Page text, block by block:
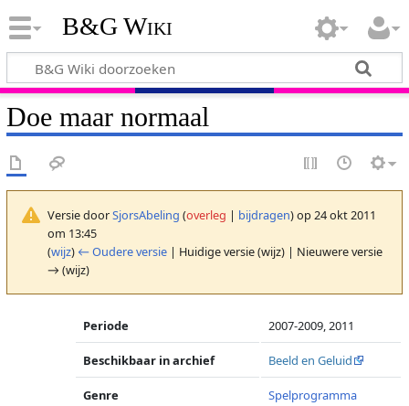
B&G Wiki
Doe maar normaal
Versie doorSjorsAbeling (overleg | bijdragen)op 24 okt 2011
om 13:45
(wijz) ← Oudere versie| Huidige versie (wijz) | Nieuwere versie
→ (wijz)
Periode 2007-2009, 2011
Beschikbaar in archief Beeld en Geluid
Genre Spelprogramma